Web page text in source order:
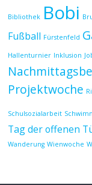
Bibliothek Bobi
Fußball Fürstenfeld
Hallenturnier Inklusion
Projektwoche
Schulsozialarbeit
Tag der offenen
Wanderung Wienwoche